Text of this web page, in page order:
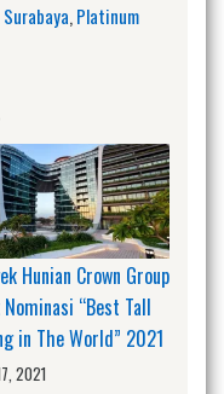
,Platinum
Hunian Crown Group
Nominasi “Best Tall
in The World” 2021
2021